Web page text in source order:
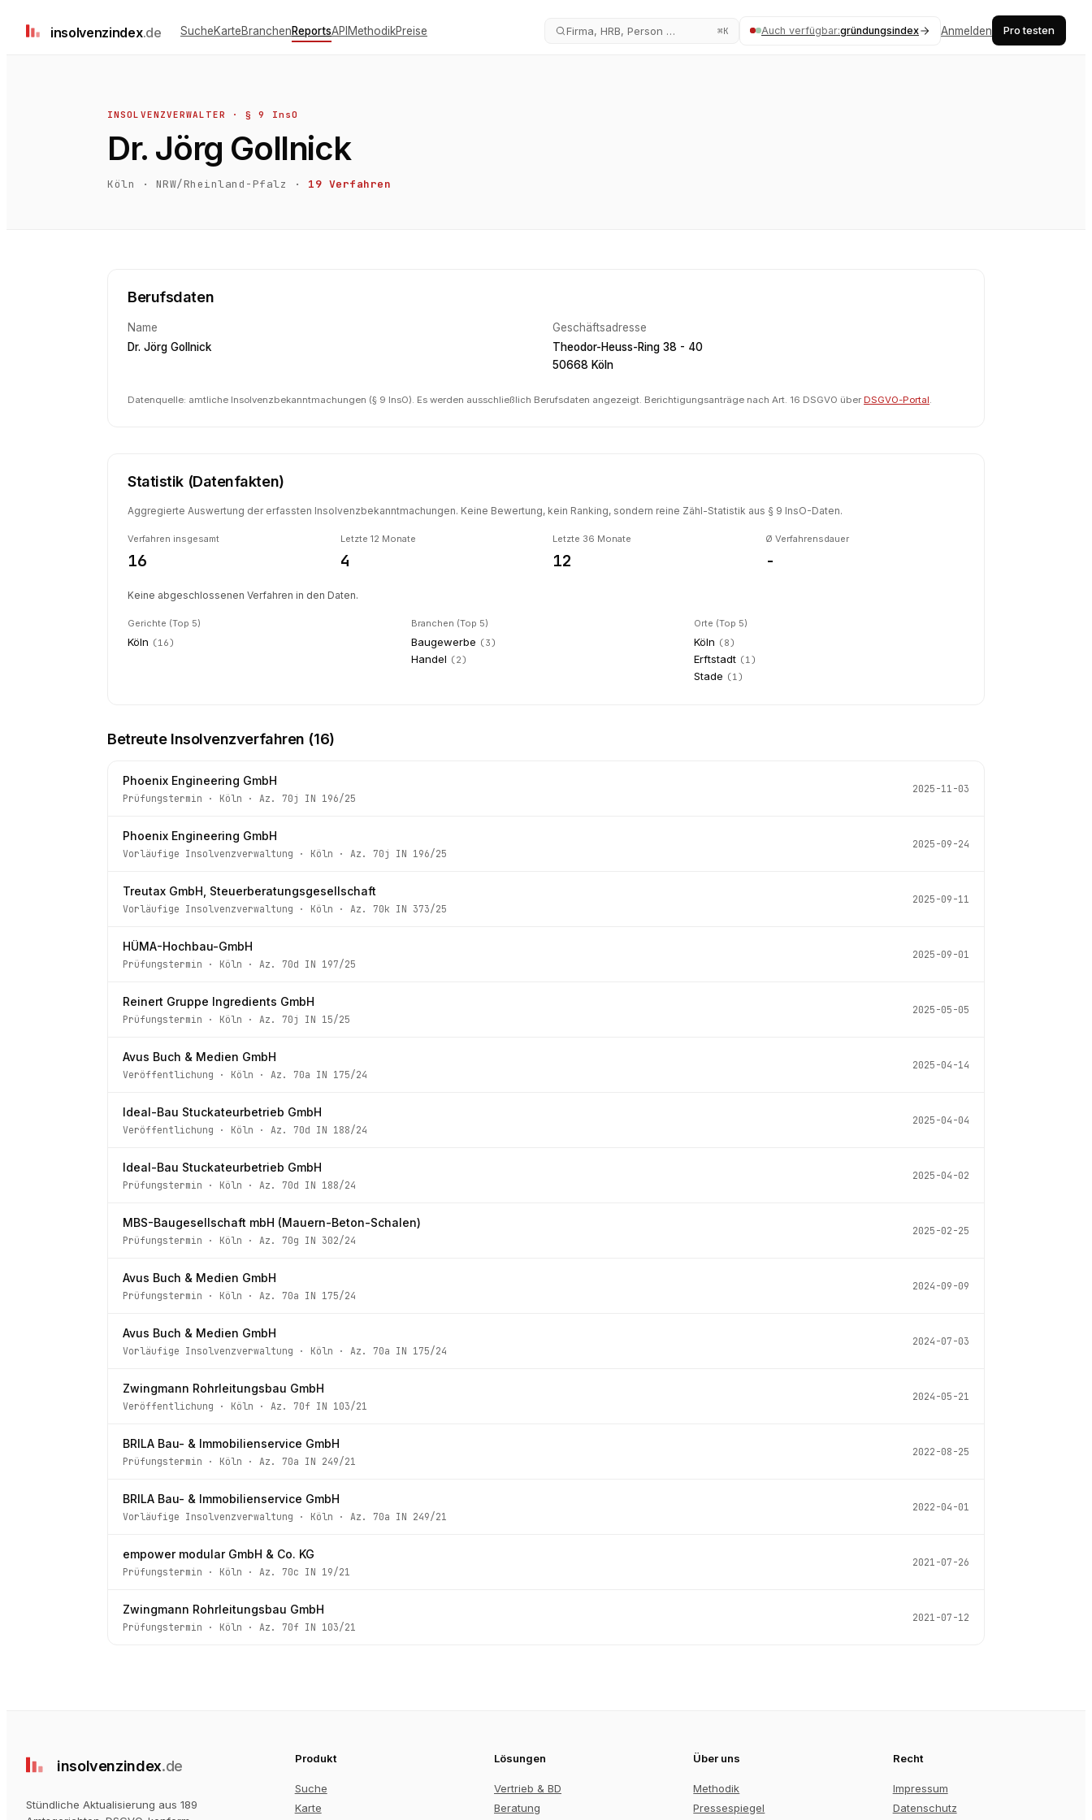
insolvenzindex.de SucheKarteBranchenReportsAPIMethodikPreise Firma, HRB, Person … ⌘K Auch verfügbar:gründungsindex Anmelden Pro testen
INSOLVENZVERWALTER · § 9 InsO
Dr. Jörg Gollnick
Köln · NRW/Rheinland-Pfalz · 19 Verfahren
Berufsdaten
Name
Dr. Jörg Gollnick
Geschäftsadresse
Theodor-Heuss-Ring 38 - 40
50668 Köln
Datenquelle: amtliche Insolvenzbekanntmachungen (§ 9 InsO). Es werden ausschließlich Berufsdaten angezeigt. Berichtigungsanträge nach Art. 16 DSGVO über DSGVO-Portal.
Statistik (Datenfakten)
Aggregierte Auswertung der erfassten Insolvenzbekanntmachungen. Keine Bewertung, kein Ranking, sondern reine Zähl-Statistik aus § 9 InsO-Daten.
Verfahren insgesamt
16
Letzte 12 Monate
4
Letzte 36 Monate
12
Ø Verfahrensdauer
-
Keine abgeschlossenen Verfahren in den Daten.
Gerichte (Top 5)
Köln (16)
Branchen (Top 5)
Baugewerbe (3)
Handel (2)
Orte (Top 5)
Köln (8)
Erftstadt (1)
Stade (1)
Betreute Insolvenzverfahren (16)
Phoenix Engineering GmbH
Prüfungstermin · Köln · Az. 70j IN 196/25
2025-11-03
Phoenix Engineering GmbH
Vorläufige Insolvenzverwaltung · Köln · Az. 70j IN 196/25
2025-09-24
Treutax GmbH, Steuerberatungsgesellschaft
Vorläufige Insolvenzverwaltung · Köln · Az. 70k IN 373/25
2025-09-11
HÜMA-Hochbau-GmbH
Prüfungstermin · Köln · Az. 70d IN 197/25
2025-09-01
Reinert Gruppe Ingredients GmbH
Prüfungstermin · Köln · Az. 70j IN 15/25
2025-05-05
Avus Buch & Medien GmbH
Veröffentlichung · Köln · Az. 70a IN 175/24
2025-04-14
Ideal-Bau Stuckateurbetrieb GmbH
Veröffentlichung · Köln · Az. 70d IN 188/24
2025-04-04
Ideal-Bau Stuckateurbetrieb GmbH
Prüfungstermin · Köln · Az. 70d IN 188/24
2025-04-02
MBS-Baugesellschaft mbH (Mauern-Beton-Schalen)
Prüfungstermin · Köln · Az. 70g IN 302/24
2025-02-25
Avus Buch & Medien GmbH
Prüfungstermin · Köln · Az. 70a IN 175/24
2024-09-09
Avus Buch & Medien GmbH
Vorläufige Insolvenzverwaltung · Köln · Az. 70a IN 175/24
2024-07-03
Zwingmann Rohrleitungsbau GmbH
Veröffentlichung · Köln · Az. 70f IN 103/21
2024-05-21
BRILA Bau- & Immobilienservice GmbH
Prüfungstermin · Köln · Az. 70a IN 249/21
2022-08-25
BRILA Bau- & Immobilienservice GmbH
Vorläufige Insolvenzverwaltung · Köln · Az. 70a IN 249/21
2022-04-01
empower modular GmbH & Co. KG
Prüfungstermin · Köln · Az. 70c IN 19/21
2021-07-26
Zwingmann Rohrleitungsbau GmbH
Prüfungstermin · Köln · Az. 70f IN 103/21
2021-07-12
insolvenzindex.de
Stündliche Aktualisierung aus 189
Produkt
Suche
Karte
Lösungen
Vertrieb & BD
Beratung
Über uns
Methodik
Pressespiegel
Recht
Impressum
Datenschutz